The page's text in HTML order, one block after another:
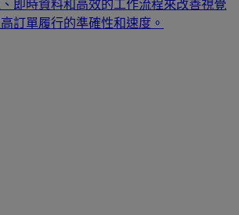
即時資料和高效的工作流程來改善視覺
訂單履行的準確性和速度。